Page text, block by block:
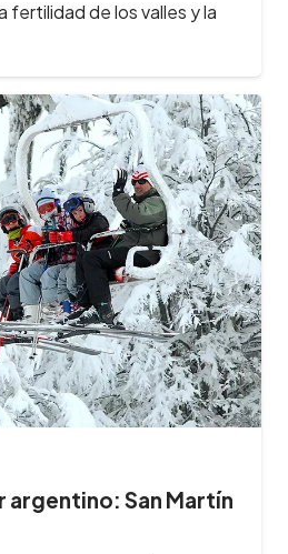
fertilidad de los valles y la
argentino: San Martín